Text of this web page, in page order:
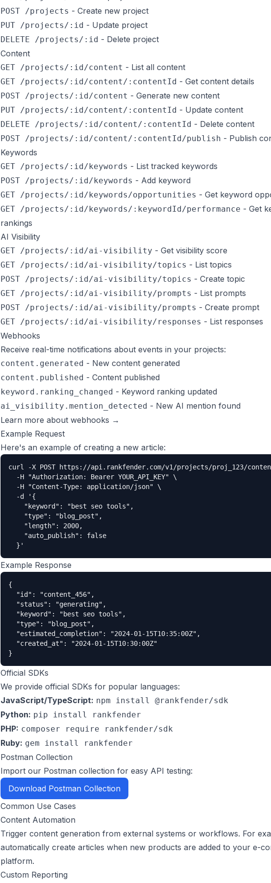
POST /projects - Create new project
PUT /projects/:id - Update project
DELETE /projects/:id - Delete project
Content
GET /projects/:id/content - List all content
GET /projects/:id/content/:contentId - Get content details
POST /projects/:id/content - Generate new content
PUT /projects/:id/content/:contentId - Update content
DELETE /projects/:id/content/:contentId - Delete content
POST /projects/:id/content/:contentId/publish - Publish
Keywords
GET /projects/:id/keywords - List tracked keywords
POST /projects/:id/keywords - Add keyword
GET /projects/:id/keywords/opportunities - Get keyword
GET /projects/:id/keywords/:keywordId/performance - Get
rankings
AI Visibility
GET /projects/:id/ai-visibility - Get visibility score
GET /projects/:id/ai-visibility/topics - List topics
POST /projects/:id/ai-visibility/topics - Create topic
GET /projects/:id/ai-visibility/prompts - List prompts
POST /projects/:id/ai-visibility/prompts - Create prompt
GET /projects/:id/ai-visibility/responses - List responses
Webhooks
Receive real-time notifications about events in your projects:
content.generated - New content generated
content.published - Content published
keyword.ranking_changed - Keyword ranking updated
ai_visibility.mention_detected - New AI mention found
Learn more about webhooks →
Example Request
Here's an example of creating a new article:
curl -X POST https://api.rankfender.com/v1/projects/proj_123/
  -H "Authorization: Bearer YOUR_API_KEY" \
  -H "Content-Type: application/json" \
  -d '{
    "keyword": "best seo tools",
    "type": "blog_post",
    "length": 2000,
    "auto_publish": false
  }'
Example Response
{
  "id": "content_456",
  "status": "generating",
  "keyword": "best seo tools",
  "type": "blog_post",
  "estimated_completion": "2024-01-15T10:35:00Z",
  "created_at": "2024-01-15T10:30:00Z"
}
Official SDKs
We provide official SDKs for popular languages:
JavaScript/TypeScript: npm install @rankfender/sdk
Python: pip install rankfender
PHP: composer require rankfender/sdk
Ruby: gem install rankfender
Postman Collection
Import our Postman collection for easy API testing:
Download Postman Collection
Common Use Cases
Content Automation
Trigger content generation from external systems or workflows. For
automatically create articles when new products are added to your e-
platform.
Custom Reporting